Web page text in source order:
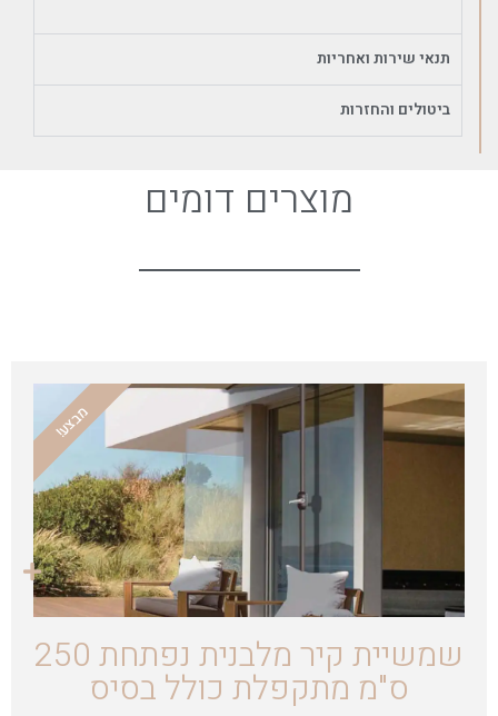
תנאי שירות ואחריות
ביטולים והחזרות
מוצרים דומים
מבצע!
שמשיית קיר מלבנית נפתחת 250
ס"מ מתקפלת כולל בסיס